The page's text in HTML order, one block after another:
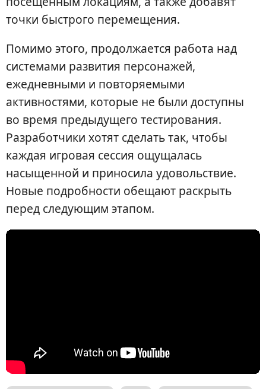
точки быстрого перемещения.
Помимо этого, продолжается работа над
системами развития персонажей,
ежедневными и повторяемыми
активностями, которые не были доступны
во время предыдущего тестирования.
Разработчики хотят сделать так, чтобы
каждая игровая сессия ощущалась
насыщенной и приносила удовольствие.
Новые подробности обещают раскрыть
перед следующим этапом.